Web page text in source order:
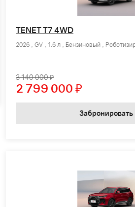
TENET T7 4WD
2026 , GV , 1.6 л , Бензиновый ,
3 140 000 ₽
2 799 000 ₽
Забронировать